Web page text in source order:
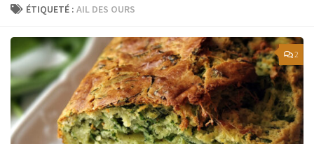
ÉTIQUETÉ : AIL DES OURS
2